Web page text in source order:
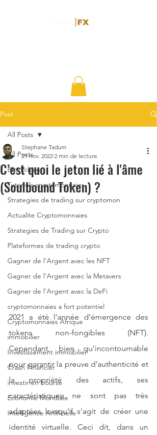
Post
All Posts
Blockchain
Tutoriels cryptomonnaies
Strategies de trading sur cryptomon
Actualite Cryptomonnaies
Strategies de Trading sur Crypto
Plateformes de trading crypto
Gagner de l'Argent avec les NFT
Gagner de l'Argent avec la Metavers
Gagner de l'Argent avec la DeFi
cryptomonnaies a fort potentiel
Cryptomonnaies Afrique
immobilier
Investissement immobilier
Crash Financier
investir en bourse
Economie Mondiale
Intelligence Artificielle
All Posts
C’est quoi le jeton lié à l'âme
(Soulbound Token) ?
Stephane Tadum
21 nov. 2022 2 min de lecture
2021 a été l’année d’émergence des
tokens non-fongibles (NFT).
Cependant, bien qu’incontournable
pour garantir la preuve d’authenticité et
la propriété des actifs, ses
caractéristiques ne sont pas très
adaptées lorsqu’il s’agit de créer une
identité virtuelle. Ceci dit, dans un